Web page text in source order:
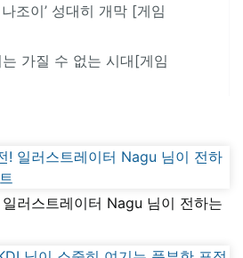
조이’ 성대히 개막 [게임
가질 수 없는 시대[게임
러스트레이터 Nagu 님이 전하는